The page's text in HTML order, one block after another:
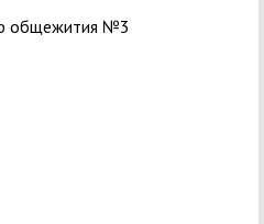
общежития №3